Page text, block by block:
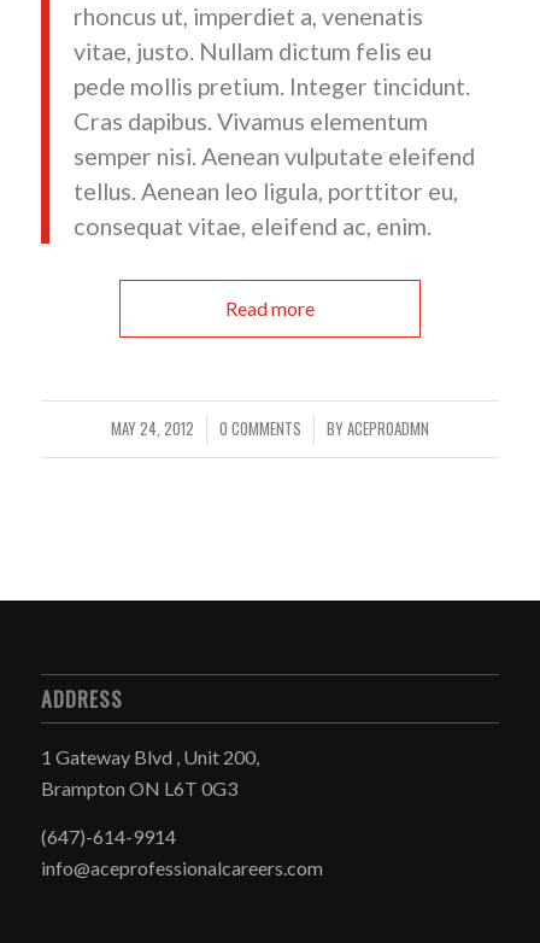
rhoncus ut, imperdiet a, venenatis
vitae, justo. Nullam dictum felis eu
pede mollis pretium. Integer tincidunt.
Cras dapibus. Vivamus elementum
semper nisi. Aenean vulputate eleifend
tellus. Aenean leo ligula, porttitor eu,
consequat vitae, eleifend ac, enim.
Read more
MAY 24, 2012
/ 0 COMMENTS
/ BYACEPR0ADMN
ADDRESS
1 Gateway Blvd , Unit 200,
Brampton ON L6T 0G3
(647)-614-9914
info@aceprofessionalcareers.com